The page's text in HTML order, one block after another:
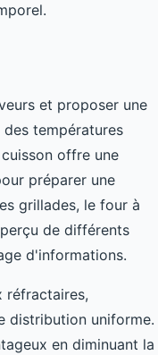
et proposer une
températures
offre une
préparer une
grillades, le four à
de différents
d'informations.
réfractaires,
distribution uniforme.
en diminuant la